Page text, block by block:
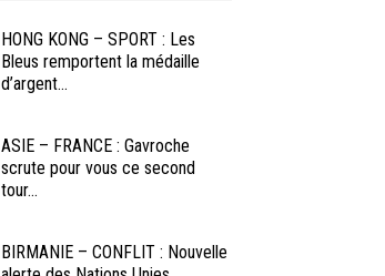
HONG KONG – SPORT : Les
Bleus remportent la médaille
d’argent...
ASIE – FRANCE : Gavroche
scrute pour vous ce second
tour...
BIRMANIE – CONFLIT : Nouvelle